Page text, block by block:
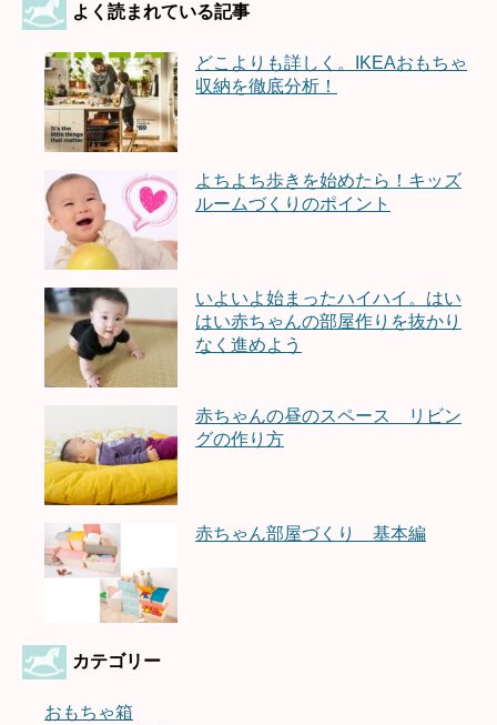
よく読まれている記事
どこよりも詳しく。IKEAおもちゃ
収納を徹底分析！
よちよち歩きを始めたら！キッズ
ルームづくりのポイント
いよいよ始まったハイハイ。はい
はい赤ちゃんの部屋作りを抜かり
なく進めよう
赤ちゃんの昼のスペース リビン
グの作り方
赤ちゃん部屋づくり 基本編
カテゴリー
おもちゃ箱